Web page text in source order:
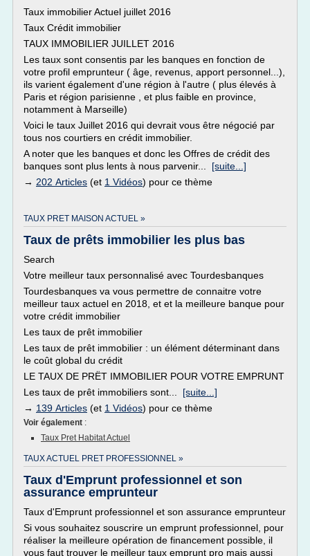
Taux immobilier Actuel juillet 2016
Taux Crédit immobilier
TAUX IMMOBILIER JUILLET 2016
Les taux sont consentis par les banques en fonction de
votre profil emprunteur ( âge, revenus, apport personnel...),
ils varient également d'une région à l'autre ( plus élevés à
Paris et région parisienne , et plus faible en province,
notamment à Marseille)
Voici le taux Juillet 2016 qui devrait vous être négocié par
tous nos courtiers en crédit immobilier.
A noter que les banques et donc les Offres de crédit des
banques sont plus lents à nous parvenir... [suite...]
→ 202 Articles (et 1 Vidéos) pour ce thème
TAUX PRET MAISON ACTUEL »
Taux de prêts immobilier les plus bas
Search
Votre meilleur taux personnalisé avec Tourdesbanques
Tourdesbanques va vous permettre de connaitre votre
meilleur taux actuel en 2018, et et la meilleure banque pour
votre crédit immobilier
Les taux de prêt immobilier
Les taux de prêt immobilier : un élément déterminant dans
le coût global du crédit
LE TAUX DE PRËT IMMOBILIER POUR VOTRE EMPRUNT
Les taux de prêt immobiliers sont... [suite...]
→ 139 Articles (et 1 Vidéos) pour ce thème
Voir également :
Taux Pret Habitat Actuel
TAUX ACTUEL PRET PROFESSIONNEL »
Taux d'Emprunt professionnel et son
assurance emprunteur
Taux d'Emprunt professionnel et son assurance emprunteur
Si vous souhaitez souscrire un emprunt professionnel, pour
réaliser la meilleure opération de financement possible, il
vous faut trouver le meilleur taux emprunt pro mais aussi